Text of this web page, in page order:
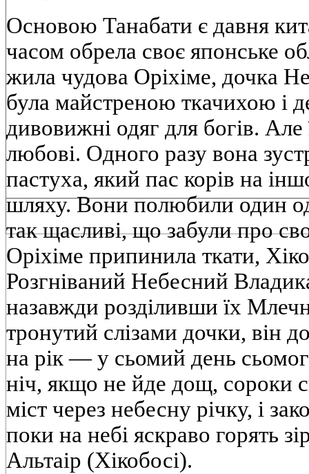
Основою Танабати є давня
часом обрела своє японське
жила чудова Оріхіме, дочка
була майстреною ткачихою і
дивовижні одяг для богів.
любові. Одного разу вона
пастуха, який пас корів на
шляху. Вони полюбили один
так щасливі, що забули про
Оріхіме припинила ткати,
Розгніваний Небесний
назавжди розділивши їх
тронутий слізами дочки, він
на рік — у сьомий день
ніч, якщо не йде дощ, сороки
міст через небесну річку, і
поки на небі яскраво горять
Альтаір (Хікобосі).